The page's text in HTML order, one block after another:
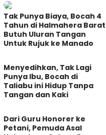
Tak Punya Biaya, Bocah 4
Tahun di Halmahera Barat
Butuh Uluran Tangan
Untuk Rujuk ke Manado
Menyedihkan, Tak Lagi
Punya Ibu, Bocah di
Taliabu ini Hidup Tanpa
Tangan dan Kaki
Dari Guru Honorer ke
Petani, Pemuda Asal